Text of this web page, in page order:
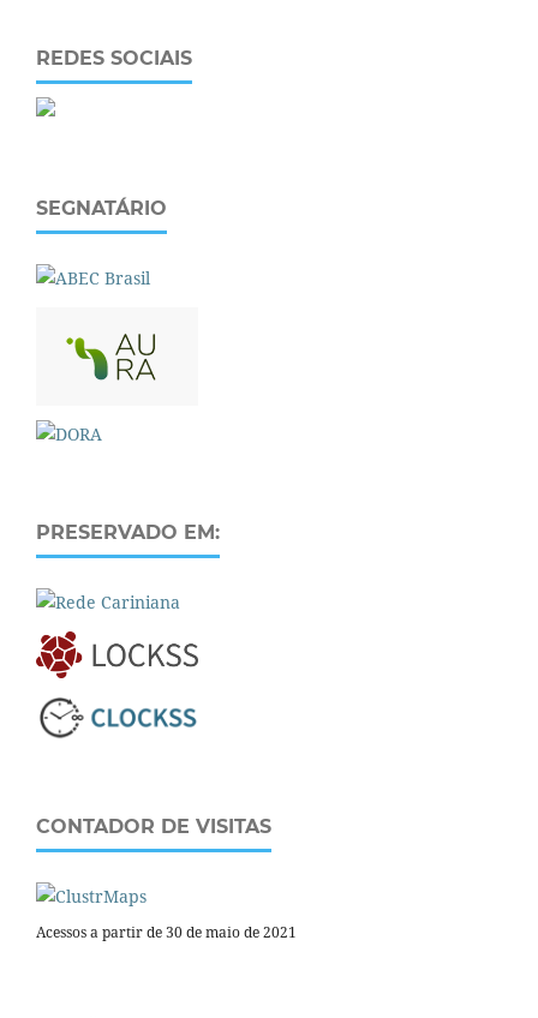
REDES SOCIAIS
SEGNATÁRIO
PRESERVADO EM:
CONTADOR DE VISITAS
Acessos a partir de 30 de maio de 2021